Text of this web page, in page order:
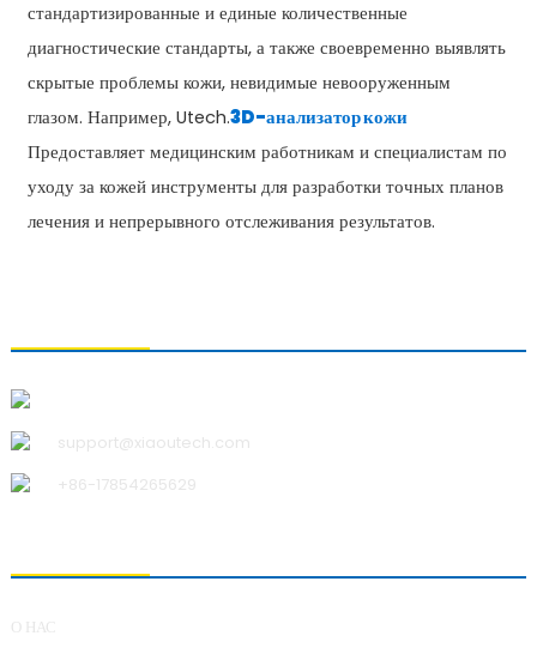
стандартизированные и единые количественные
диагностические стандарты, а также своевременно выявлять
скрытые проблемы кожи, невидимые невооруженным
глазом. Например, Utech.3D-анализатор кожи
Предоставляет медицинским работникам и специалистам по
уходу за кожей инструменты для разработки точных планов
лечения и непрерывного отслеживания результатов.
support@xiaoutech.com
+86-17854265629
О НАС